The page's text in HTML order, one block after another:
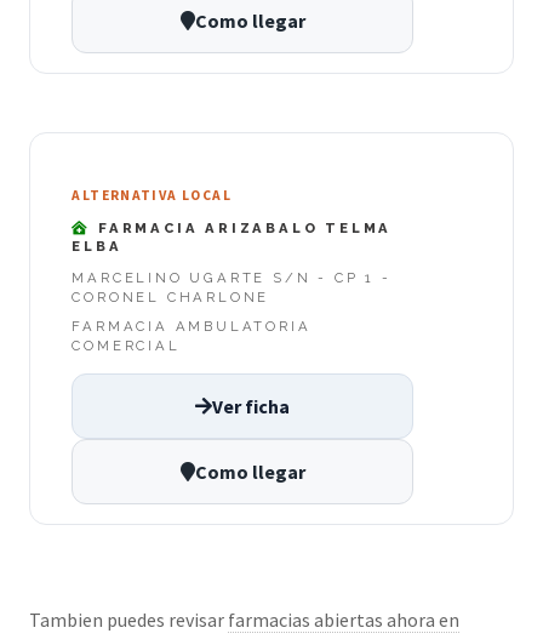
Como llegar
ALTERNATIVA LOCAL
FARMACIA ARIZABALO TELMA
ELBA
MARCELINO UGARTE S/N - CP 1 -
CORONEL CHARLONE
FARMACIA AMBULATORIA
COMERCIAL
Ver ficha
Como llegar
Tambien puedes revisar farmacias abiertas ahora en